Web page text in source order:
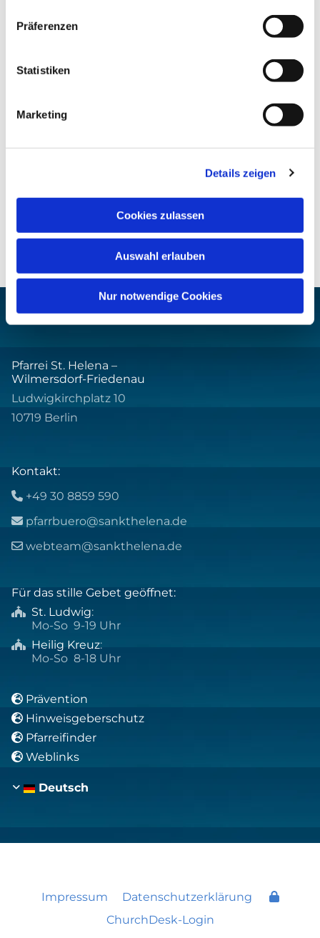
Präferenzen
Statistiken
Marketing
Details zeigen
Cookies zulassen
Auswahl erlauben
Nur notwendige Cookies
Pfarrei St. Helena –
Wilmersdorf-Friedenau
Ludwigkirchplatz 10
10719 Berlin
Kontakt:
 +49 30 8859 590
 pfarrbuero@sankthelena.de
 webteam@sankthelena.de
Für das stille Gebet geöffnet:
 St. Ludwig:
Mo-So 9-19 Uhr
 Heilig Kreuz:
Mo-So 8-18 Uhr
 Prävention
 Hinweisgeberschutz
 Pfarreifinder
 Weblinks
Deutsch
Impressum
Datenschutzerklärung
ChurchDesk-Login